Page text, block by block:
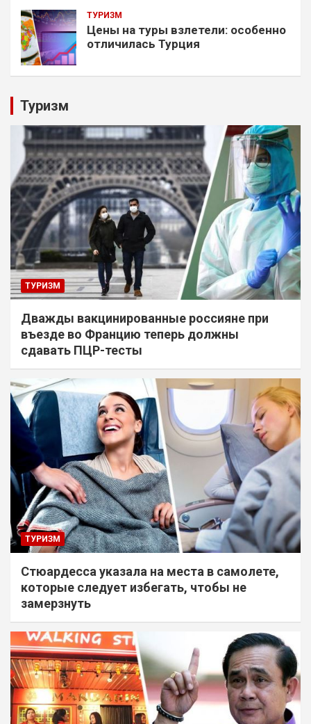
ТУРИЗМ
Цены на туры взлетели: особенно
отличилась Турция
Туризм
ТУРИЗМ
Дважды вакцинированные россияне при
въезде во Францию теперь должны
сдавать ПЦР-тесты
ТУРИЗМ
Стюардесса указала на места в самолете,
которые следует избегать, чтобы не
замерзнуть